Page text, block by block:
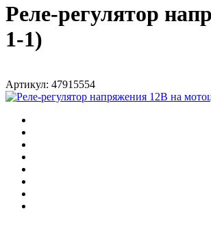
Реле-регулятор
1-1)
Артикул: 47915554